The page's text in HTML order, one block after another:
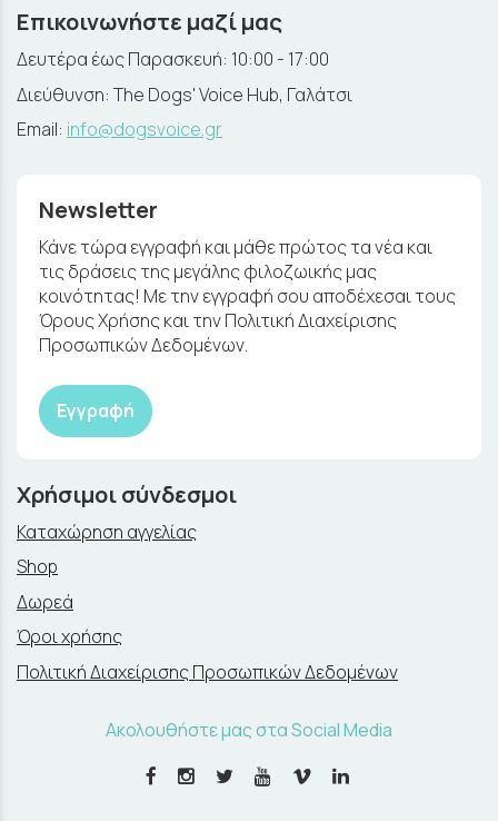
Επικοινωνήστε μαζί μας
Δευτέρα έως Παρασκευή: 10:00 - 17:00
Διεύθυνση: The Dogs' Voice Hub, Γαλάτσι
Email: info@dogsvoice.gr
Newsletter
Κάνε τώρα εγγραφή και μάθε πρώτος τα νέα και
τις δράσεις της μεγάλης φιλοζωικής μας
κοινότητας! Με την εγγραφή σου αποδέχεσαι τους
Όρους Χρήσης και την Πολιτική Διαχείρισης
Προσωπικών Δεδομένων.
Εγγραφή
Χρήσιμοι σύνδεσμοι
Καταχώρηση αγγελίας
Shop
Δωρεά
Όροι χρήσης
Πολιτική Διαχείρισης Προσωπικών Δεδομένων
Ακολουθήστε μας στα Social Media